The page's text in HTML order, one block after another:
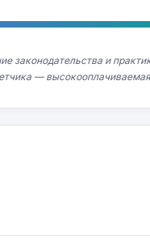
законодательства и
—